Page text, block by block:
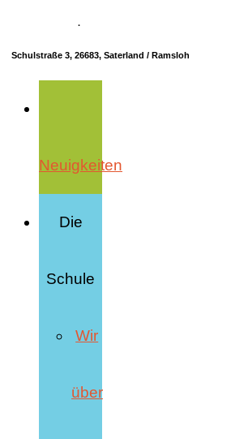
·
Schulstraße 3, 26683, Saterland / Ramsloh
Neuigkeiten
Die
Schule
Wir
über